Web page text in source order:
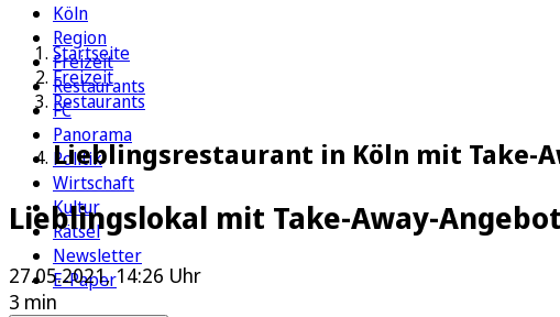
Köln
Region
Freizeit
Restaurants
FC
Panorama
Politik
Wirtschaft
Kultur
Rätsel
Newsletter
E-Paper
Startseite
Freizeit
Restaurants
Lieblingsrestaurant in Köln mit Take-
Lieblingslokal mit Take-Away-Angebot
27.05.2021, 14:26 Uhr
3 min